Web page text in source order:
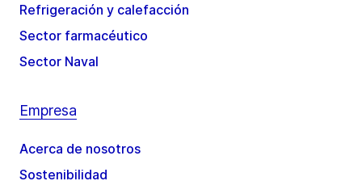
Refrigeración y calefacción
Sector farmacéutico
Sector Naval
Empresa
Acerca de nosotros
Sostenibilidad